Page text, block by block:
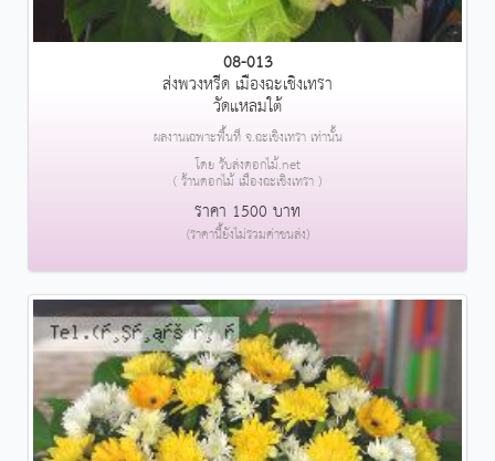
08-013
ส่งพวงหรีด เมืองฉะเชิงเทรา
วัดแหลมใต้
ผลงานเฉพาะพื้นที่ จ.ฉะเชิงเทรา เท่านั้น
โดย รับส่งดอกไม้.net
( ร้านดอกไม้ เมืองฉะเชิงเทรา )
ราคา 1500 บาท
(ราคานี้ยังไม่รวมค่าขนส่ง)